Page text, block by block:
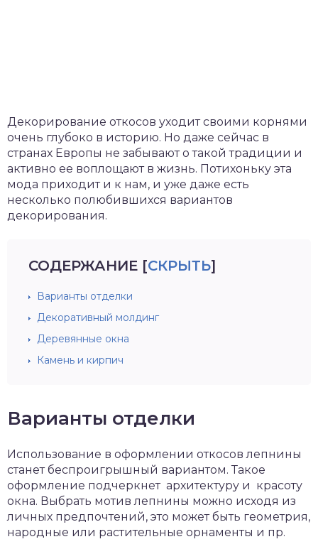
Декорирование откосов уходит своими корнями
очень глубоко в историю. Но даже сейчас в
странах Европы не забывают о такой традиции и
активно ее воплощают в жизнь. Потихоньку эта
мода приходит и к нам, и уже даже есть
несколько полюбившихся вариантов
декорирования.
СОДЕРЖАНИЕ [СКРЫТЬ]
Варианты отделки
Декоративный молдинг
Деревянные окна
Камень и кирпич
Варианты отделки
Использование в оформлении откосов лепнины
станет беспроигрышный вариантом. Такое
оформление подчеркнет архитектуру и красоту
окна. Выбрать мотив лепнины можно исходя из
личных предпочтений, это может быть геометрия,
народные или растительные орнаменты и пр.